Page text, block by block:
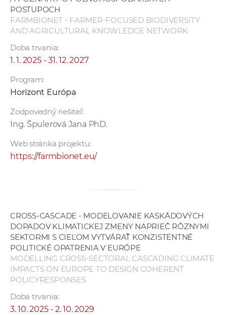
POSTUPOCH
FARMBIONET - FARMER-FOCUSED BIODIVERSITY
AND AGRICULTURAL KNOWLEDGE NETWORK
Doba trvania:
1. 1. 2025 - 31. 12. 2027
Program:
Horizont Európa
Zodpovedný riešiteľ:
Ing. Špulerová Jana PhD.
Web stránka projektu:
https://farmbionet.eu/
CROSS-CASCADE - MODELOVANIE KASKÁDOVÝCH
DOPADOV KLIMATICKEJ ZMENY NAPRIEČ RÔZNYMI
SEKTORMI S CIEĽOM VYTVÁRAŤ KONZISTENTNÉ
POLITICKÉ OPATRENIA V EURÓPE
MODELLING CROSS-SECTORAL CASCADING CLIMATE
IMPACTS ON EUROPE TO DESIGN COHERENT
POLICYRESPONSES
Doba trvania:
3. 10. 2025 - 2. 10. 2029